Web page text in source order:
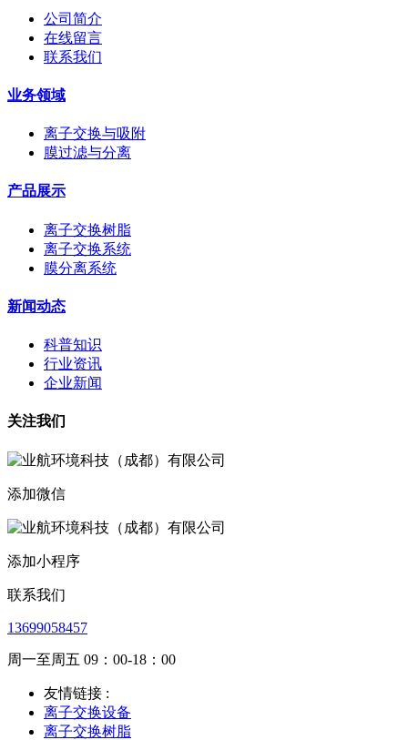
公司简介
在线留言
联系我们
业务领域
离子交换与吸附
膜过滤与分离
产品展示
离子交换树脂
离子交换系统
膜分离系统
新闻动态
科普知识
行业资讯
企业新闻
关注我们
添加微信
添加小程序
联系我们
13699058457
周一至周五 09：00-18：00
友情链接 :
离子交换设备
离子交换树脂